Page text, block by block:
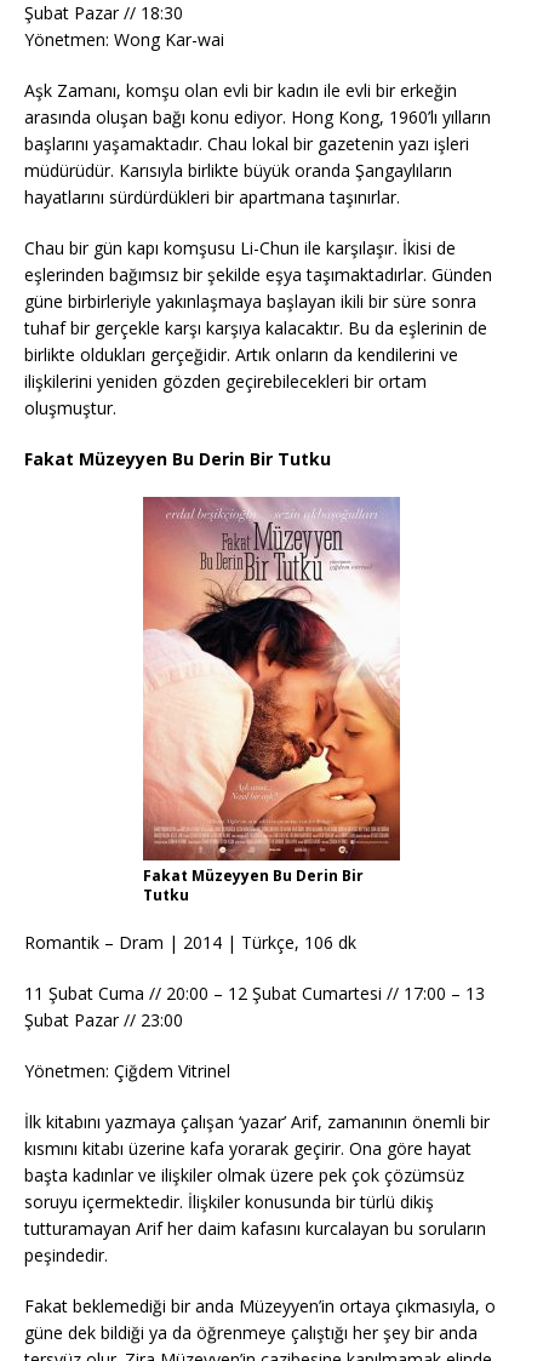
Şubat Pazar // 18:30
Yönetmen: Wong Kar-wai
Aşk Zamanı, komşu olan evli bir kadın ile evli bir erkeğin
arasında oluşan bağı konu ediyor. Hong Kong, 1960’lı yılların
başlarını yaşamaktadır. Chau lokal bir gazetenin yazı işleri
müdürüdür. Karısıyla birlikte büyük oranda Şangaylıların
hayatlarını sürdürdükleri bir apartmana taşınırlar.
Chau bir gün kapı komşusu Li-Chun ile karşılaşır. İkisi de
eşlerinden bağımsız bir şekilde eşya taşımaktadırlar. Günden
güne birbirleriyle yakınlaşmaya başlayan ikili bir süre sonra
tuhaf bir gerçekle karşı karşıya kalacaktır. Bu da eşlerinin de
birlikte oldukları gerçeğidir. Artık onların da kendilerini ve
ilişkilerini yeniden gözden geçirebilecekleri bir ortam
oluşmuştur.
Fakat Müzeyyen Bu Derin Bir Tutku
Fakat Müzeyyen Bu Derin Bir
Tutku
Romantik – Dram | 2014 | Türkçe, 106 dk
11 Şubat Cuma // 20:00 – 12 Şubat Cumartesi // 17:00 – 13
Şubat Pazar // 23:00
Yönetmen: Çiğdem Vitrinel
İlk kitabını yazmaya çalışan ‘yazar’ Arif, zamanının önemli bir
kısmını kitabı üzerine kafa yorarak geçirir. Ona göre hayat
başta kadınlar ve ilişkiler olmak üzere pek çok çözümsüz
soruyu içermektedir. İlişkiler konusunda bir türlü dikiş
tutturamayan Arif her daim kafasını kurcalayan bu soruların
peşindedir.
Fakat beklemediği bir anda Müzeyyen’in ortaya çıkmasıyla, o
güne dek bildiği ya da öğrenmeye çalıştığı her şey bir anda